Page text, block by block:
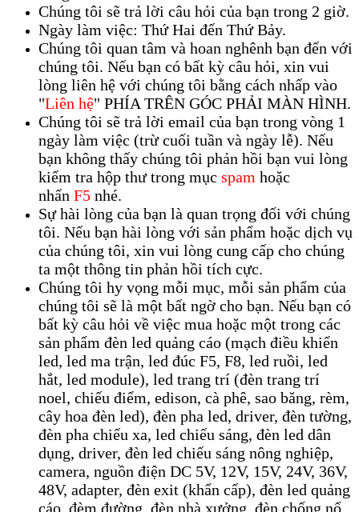
Chúng tôi sẽ trả lời câu hỏi của bạn trong 2 giờ.
Ngày làm việc: Thứ Hai đến Thứ Bảy.
Chúng tôi quan tâm và hoan nghênh bạn đến với
chúng tôi. Nếu bạn có bất kỳ câu hỏi, xin vui
lòng liên hệ với chúng tôi bằng cách nhấp vào
"Liên hệ" PHÍA TRÊN GÓC PHẢI MÀN HÌNH.
Chúng tôi sẽ trả lời email của bạn trong vòng 1
ngày làm việc (trừ cuối tuần và ngày lễ). Nếu
bạn không thấy chúng tôi phản hồi bạn vui lòng
kiểm tra hộp thư trong mục spam hoặc
nhấn F5 nhé.
Sự hài lòng của bạn là quan trọng đối với chúng
tôi. Nếu bạn hài lòng với sản phẩm hoặc dịch vụ
của chúng tôi, xin vui lòng cung cấp cho chúng
ta một thông tin phản hồi tích cực.
Chúng tôi hy vọng mỗi mục, mỗi sản phẩm của
chúng tôi sẽ là một bất ngờ cho bạn. Nếu bạn có
bất kỳ câu hỏi về việc mua hoặc một trong các
sản phẩm đèn led quảng cáo (mạch điều khiển
led, led ma trận, led đúc F5, F8, led ruồi, led
hắt, led module), led trang trí (đèn trang trí
noel, chiếu điểm, edison, cà phê, sao băng, rèm,
cây hoa đèn led), đèn pha led, driver, đèn tường,
đèn pha chiếu xa, led chiếu sáng, đèn led dân
dụng, driver, đèn led chiếu sáng nông nghiệp,
camera, nguồn điện DC 5V, 12V, 15V, 24V, 36V,
48V, adapter, đèn exit (khẩn cấp), đèn led quảng
cáo, đèm đường, đèn nhà xưởng, đèn chống nổ,